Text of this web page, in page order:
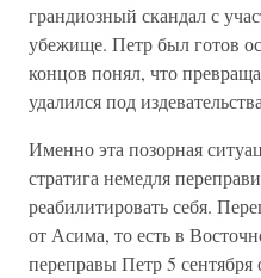
грандиозный скандал с
убежище. Петр был готов
концов понял, что
удалился под
Именно эта позорная
стратига немедля
реабилитировать себя.
от Асима, то есть в
переправы Петр 5